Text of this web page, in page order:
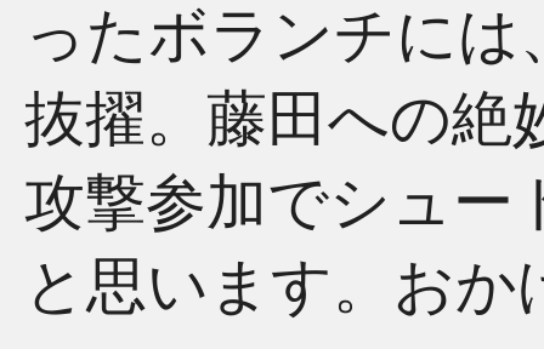
ったボランチに
抜擢。藤田への絶
攻撃参加でシュー
と思います。お